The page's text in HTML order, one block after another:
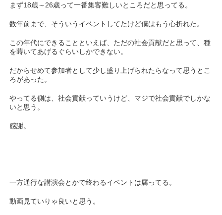
まず18歳～26歳って一番集客難しいところだと思ってる。
数年前まで、そういうイベントしてたけど僕はもう心折れた。
この年代にできることといえば、ただの社会貢献だと思って、種
を蒔いてあげるぐらいしかできない。
だからせめて参加者として少し盛り上げられたらなって思うとこ
ろがあった。
やってる側は、社会貢献っていうけど、マジで社会貢献でしかな
いと思う。
感謝。
一方通行な講演会とかで終わるイベントは腐ってる。
動画見ていりゃ良いと思う。